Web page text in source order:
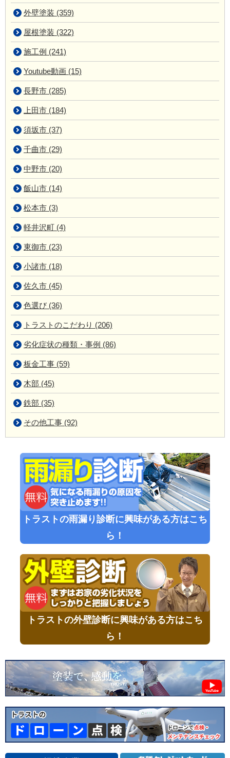
外壁塗装 (359)
屋根塗装 (322)
施工例 (241)
Youtube動画 (15)
長野市 (285)
上田市 (184)
須坂市 (37)
千曲市 (29)
中野市 (20)
飯山市 (14)
松本市 (3)
軽井沢町 (4)
東御市 (23)
小諸市 (18)
佐久市 (45)
色選び (36)
トラストのこだわり (206)
劣化症状の種類・事例 (86)
板金工事 (59)
木部 (45)
鉄部 (35)
その他工事 (92)
トラストの雨漏り診断に興味がある方はこち
ら！
トラストの外壁診断に興味がある方はこち
ら！